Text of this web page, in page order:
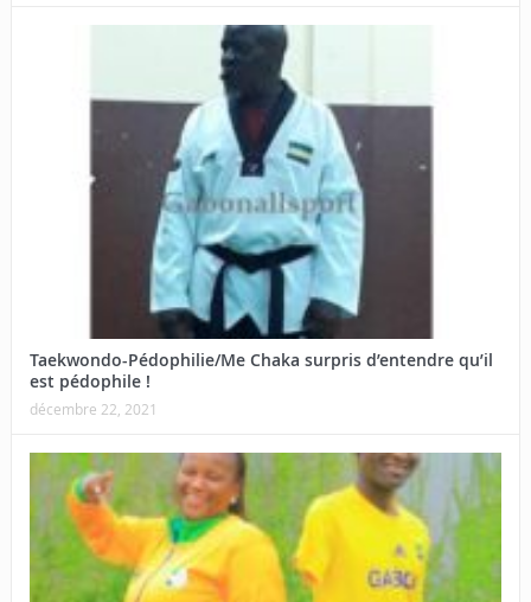
Taekwondo-Pédophilie/Me Chaka surpris d’entendre qu’il
est pédophile !
décembre 22, 2021